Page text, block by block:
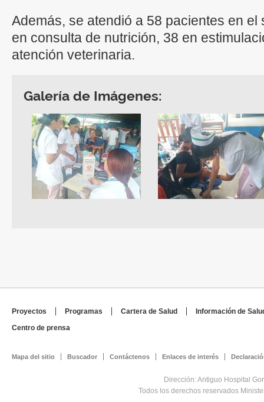
Además, se atendió a 58 pacientes en
en consulta de nutrición, 38 en
atención veterinaria.
Galería de Imágenes:
Proyectos Programas Cartera de Salud
Información de
Centro de prensa
Mapa del sitio Buscador Contáctenos Enlaces de interés
Dirección: Antiguo Hospital
Todos los derechos reservados